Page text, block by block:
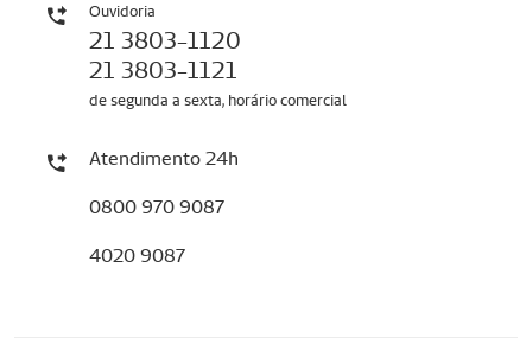
Ouvidoria
21 3803-1120
21 3803-1121
de segunda a sexta, horário comercial
Atendimento 24h
0800 970 9087
4020 9087